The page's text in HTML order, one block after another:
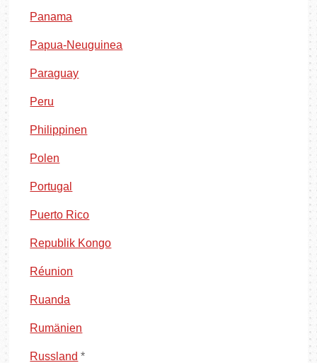
Panama
Papua-Neuguinea
Paraguay
Peru
Philippinen
Polen
Portugal
Puerto Rico
Republik Kongo
Réunion
Ruanda
Rumänien
Russland *